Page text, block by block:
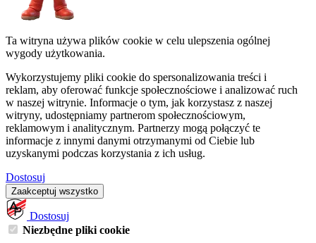
Ta witryna używa plików cookie w celu ulepszenia ogólnej
wygody użytkowania.
Wykorzystujemy pliki cookie do spersonalizowania treści i
reklam, aby oferować funkcje społecznościowe i analizować ruch
w naszej witrynie. Informacje o tym, jak korzystasz z naszej
witryny, udostępniamy partnerom społecznościowym,
reklamowym i analitycznym. Partnerzy mogą połączyć te
informacje z innymi danymi otrzymanymi od Ciebie lub
uzyskanymi podczas korzystania z ich usług.
Dostosuj
Zaakceptuj wszystko
Dostosuj
Niezbędne pliki cookie